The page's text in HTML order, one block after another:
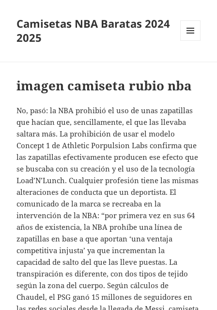
Camisetas NBA Baratas 2024
2025
imagen camiseta rubio nba
No, pasó: la NBA prohibió el uso de unas zapatillas
que hacían que, sencillamente, el que las llevaba
saltara más. La prohibición de usar el modelo
Concept 1 de Athletic Porpulsion Labs confirma que
las zapatillas efectivamente producen ese efecto que
se buscaba con su creación y el uso de la tecnología
Load’N’Lunch. Cualquier profesión tiene las mismas
alteraciones de conducta que un deportista. El
comunicado de la marca se recreaba en la
intervención de la NBA: “por primera vez en sus 64
años de existencia, la NBA prohíbe una línea de
zapatillas en base a que aportan ‘una ventaja
competitiva injusta’ ya que incrementan la
capacidad de salto del que las lleve puestas. La
transpiración es diferente, con dos tipos de tejido
según la zona del cuerpo. Según cálculos de
Chaudel, el PSG ganó 15 millones de seguidores en